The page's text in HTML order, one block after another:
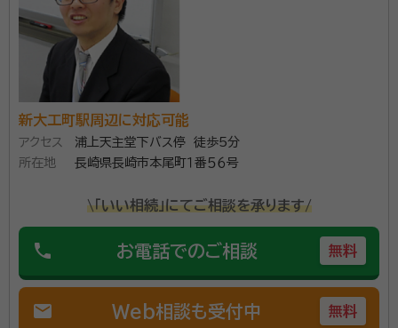
～16：00
資格等： 行政書士
所属団体： 長崎県行政書士会
新大工町駅周辺に対応可能
アクセス
浦上天主堂下バス停 徒歩5分
所在地
長崎県長崎市本尾町１番５６号
\「いい相続」にてご相談を承ります/
phone お電話でのご相談 無料
mail Web相談も受付中 無料